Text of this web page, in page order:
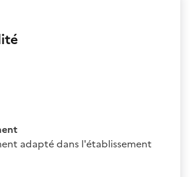
adapté dans l'établissement